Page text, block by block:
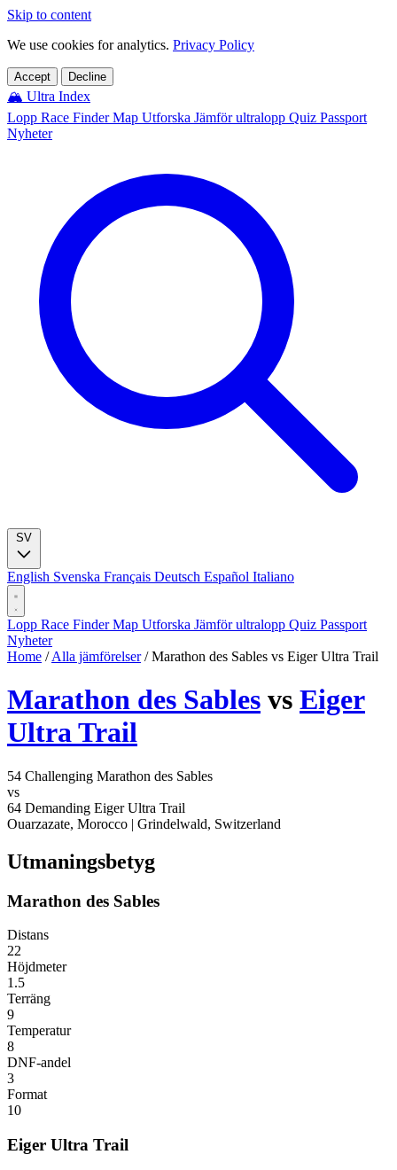
Skip to content
We use cookies for analytics. Privacy Policy
Accept Decline
🏔️ Ultra Index
Lopp Race FinderMap Utforska Jämför ultralopp Quiz Passport
Nyheter
English Svenska Français Deutsch Español Italiano
Lopp Race FinderMap Utforska Jämför ultralopp Quiz Passport
Nyheter
Home / Alla jämförelser / Marathon des Sables vs Eiger Ultra Trail
Marathon des Sables vs Eiger
Ultra Trail
54 Challenging Marathon des Sables
vs
64 Demanding Eiger Ultra Trail
Ouarzazate, Morocco | Grindelwald, Switzerland
Utmaningsbetyg
Marathon des Sables
Distans
22
Höjdmeter
1.5
Terräng
9
Temperatur
8
DNF-andel
3
Format
10
Eiger Ultra Trail